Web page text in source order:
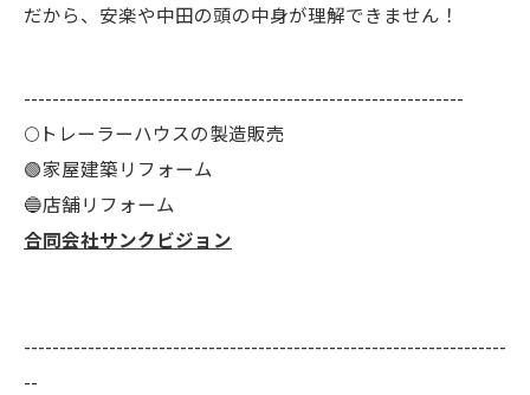
だから、安楽や中田の頭の中身が理解できません！
--------------------------------------------------------------
🌕️トレーラーハウスの製造販売
🟢家屋建築リフォーム
🔵店舗リフォーム
合同会社サンクビジョン
--------------------------------------------------------------------
--